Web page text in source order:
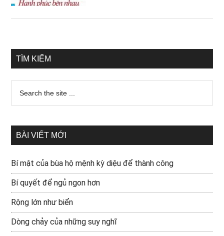
TÌM KIẾM
BÀI VIẾT MỚI
Bí mật của bùa hộ mệnh kỳ diệu để thành công
Bí quyết để ngủ ngon hơn
Rộng lớn như biển
Dòng chảy của những suy nghĩ